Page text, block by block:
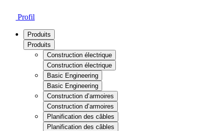
Profil
Produits
Produits
Construction électrique
Construction électrique
Basic Engineering
Basic Engineering
Construction d’armoires
Construction d’armoires
Planification des câbles
Planification des câbles